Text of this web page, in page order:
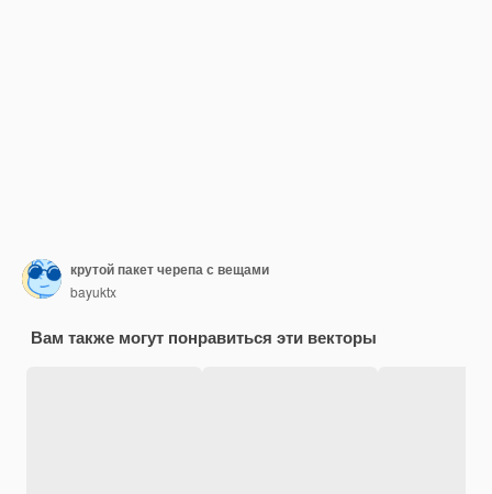
крутой пакет черепа с вещами
bayuktx
Вам также могут понравиться эти векторы